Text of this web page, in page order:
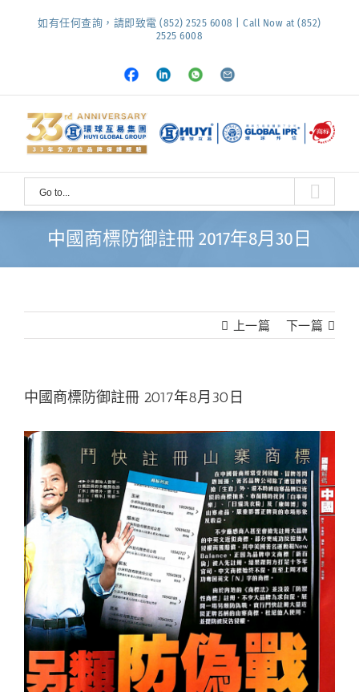
如有任何查詢，請即致電 (852) 2525 6008 | Call Now at (852)
2525 6008
Facebook
LinkedInWhatsapp
Email
Go to...
中國商標防御註冊 2017年8月30日
上一篇 下一篇
中國商標防御註冊 2017年8月30日